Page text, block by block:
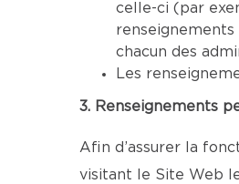
celle-ci (par
chacun des
Les
3. Renseignements
Afin d’assurer la
visitant le Site Web